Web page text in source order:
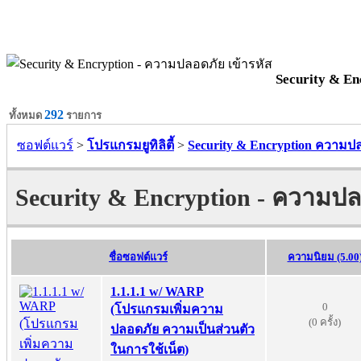
Security &
ทั้งหมด 292 รายการ
ซอฟต์แวร์ > โปรแกรมยูทิลิตี้ > Security & Encryption ความ
Security & Encryption - ความป
ชื่อซอฟต์แวร์ ความนิยม
1.1.1.1 w/ WARP
(โปรแกรมเพิ่มความ
ปลอดภัย ความเป็นส่วนตัว
ในการใช้เน็ต)
0
(0 ครั้ง)